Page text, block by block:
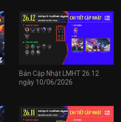
Bản Cập Nhật LMHT 26.12
ngày 10/06/2026